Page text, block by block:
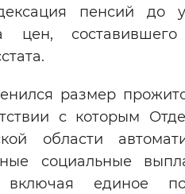
пенсий до
цен, составившего
размер
с которым
области
социальные
единое